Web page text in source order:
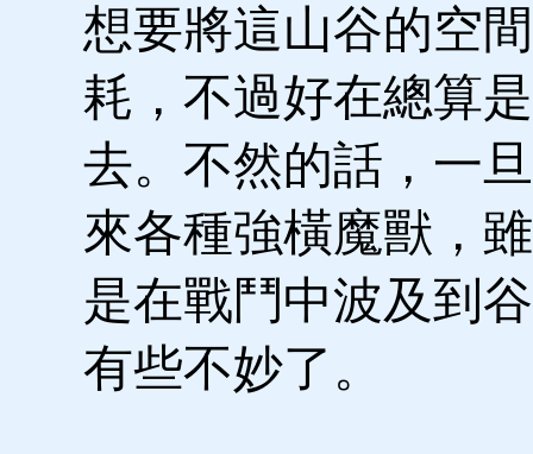
想要將這山谷的空
耗，不過好在總算
去。不然的話，一
來各種強橫魔獸，
是在戰鬥中波及到
有些不妙了。